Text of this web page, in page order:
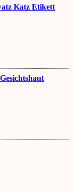
Katz Etikett